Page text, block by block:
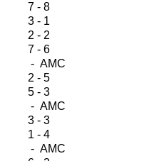
7 - 8
3 - 1
2 - 2
7 - 6
- AMC
2 - 5
5 - 3
- AMC
3 - 3
1 - 4
- AMC